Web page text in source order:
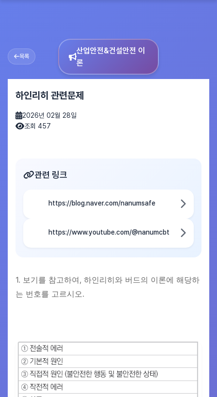
목록
산업안전&건설안전 이
론
하인리히 관련문제
2026년 02월 28일
조회 457
관련 링크
https://blog.naver.com/nanumsafe
https://www.youtube.com/@nanumcbt
1. 보기를 참고하여, 하인리히와 버드의 이론에 해당하
는 번호를 고르시오.